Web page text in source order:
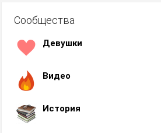
Сообщества
Девушки
Видео
История